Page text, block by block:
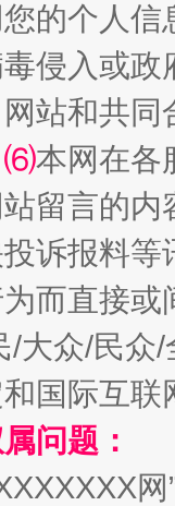
的个人
侵入或
站和共
⑹本网在各
留言的内
诉报料
而直接
/大众/民
国际互
问题：